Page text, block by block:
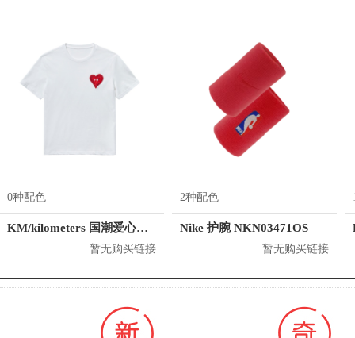
0种配色
KM/kilometers 国潮爱心短袖T恤 M2X2108466
暂无购买链接
2种配色
Nike 护腕 NKN03471OS
暂无购买链接